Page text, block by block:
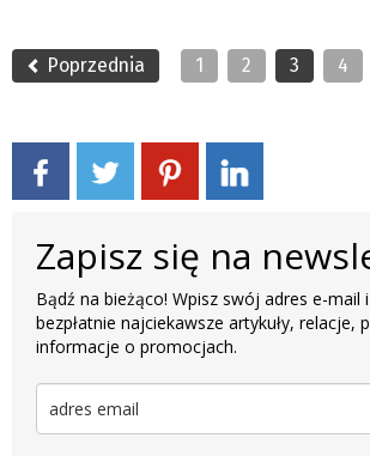
Poprzednia 1 2 3 4
Zapisz się na
Bądź na bieżąco! Wpisz swój adres e-mail
bezpłatnie najciekawsze artykuły, relacje,
informacje o promocjach.